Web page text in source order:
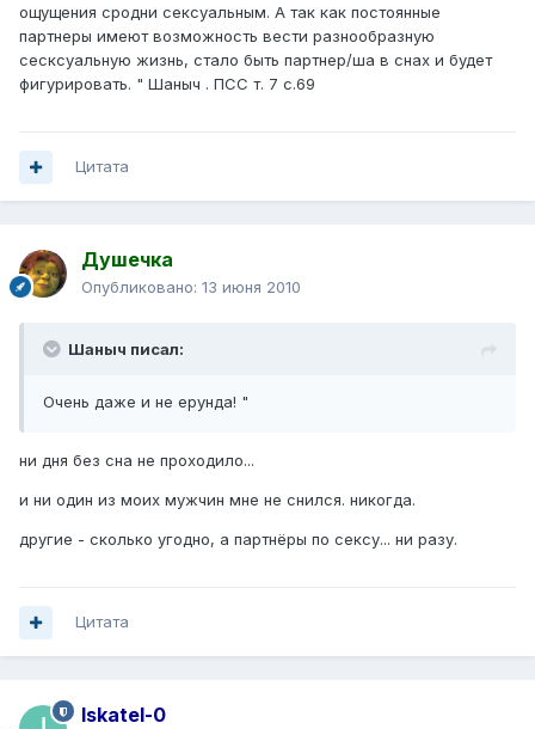
ощущения сродни сексуальным. А так как постоянные
партнеры имеют возможность вести разнообразную
сесксуальную жизнь, стало быть партнер/ша в снах и будет
фигурировать. " Шаныч . ПСС т. 7 с.69
Цитата
Душечка
Опубликовано: 13 июня 2010
Шаныч писал:
Очень даже и не ерунда! "
ни дня без сна не проходило...
и ни один из моих мужчин мне не снился. никогда.
другие - сколько угодно, а партнёры по сексу... ни разу.
Цитата
Iskatel-0